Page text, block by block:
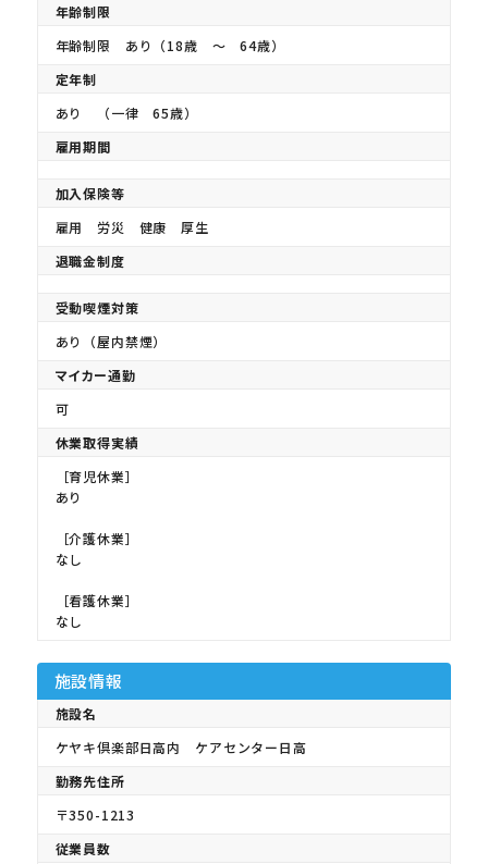
年齢制限
年齢制限 あり（18歳 〜 64歳）
定年制
あり （一律 65歳）
雇用期間
加入保険等
雇用 労災 健康 厚生
退職金制度
受動喫煙対策
あり（屋内禁煙）
マイカー通勤
可
休業取得実績
［育児休業］
あり
［介護休業］
なし
［看護休業］
なし
施設情報
施設名
ケヤキ倶楽部日高内 ケアセンター日高
勤務先住所
〒350-1213
従業員数